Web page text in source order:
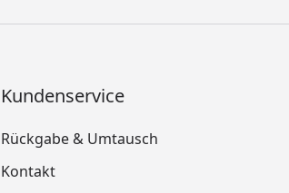
Kundenservice
Rückgabe & Umtausch
Kontakt